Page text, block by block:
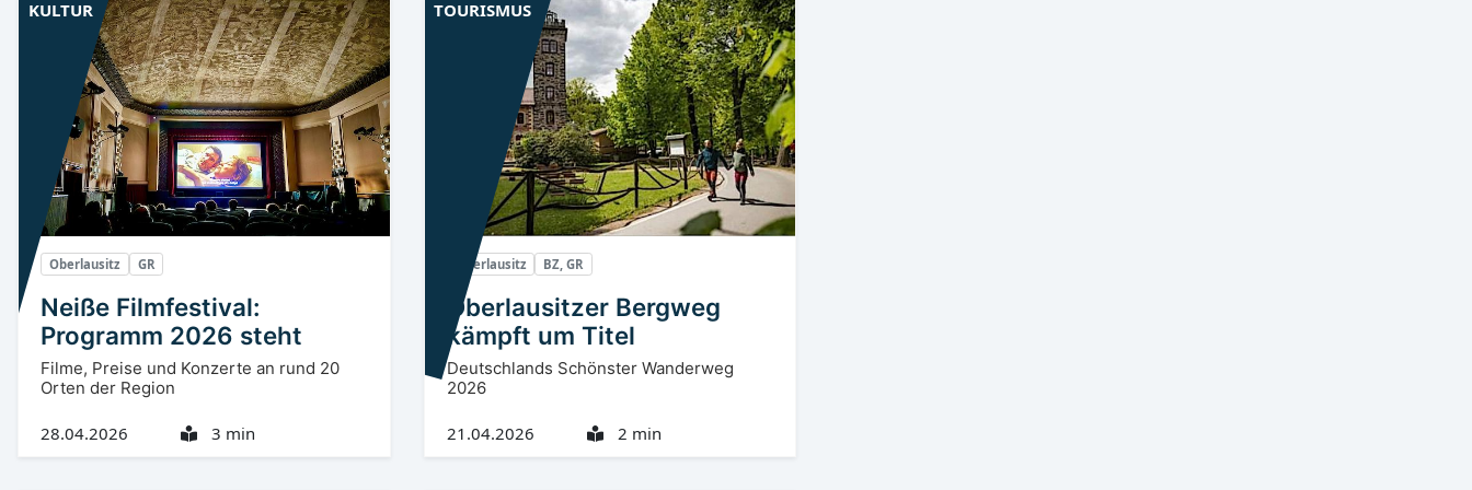
Oberlausitz GR
Neiße Filmfestival:
Programm 2026 steht
Filme, Preise und Konzerte an rund 20
Orten der Region
28.04.2026 3 min
KULTUR
Oberlausitz BZ, GR
Oberlausitzer Bergweg
kämpft um Titel
Deutschlands Schönster Wanderweg
2026
21.04.2026 2 min
TOURISMUS